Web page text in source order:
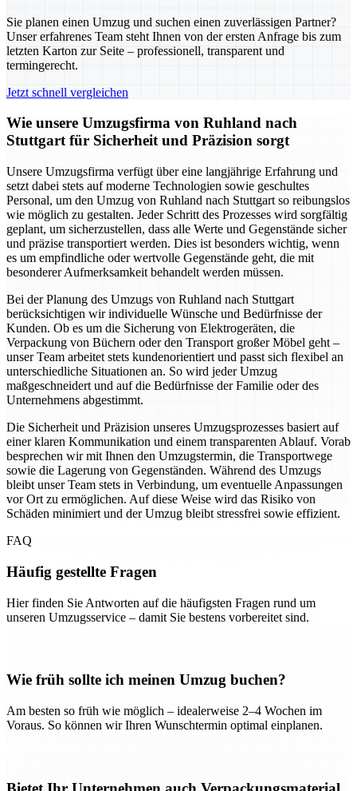
Sie planen einen Umzug und suchen einen zuverlässigen Partner?
Unser erfahrenes Team steht Ihnen von der ersten Anfrage bis zum
letzten Karton zur Seite – professionell, transparent und
termingerecht.
Jetzt schnell vergleichen
Wie unsere Umzugsfirma von Ruhland nach
Stuttgart für Sicherheit und Präzision sorgt
Unsere Umzugsfirma verfügt über eine langjährige Erfahrung und
setzt dabei stets auf moderne Technologien sowie geschultes
Personal, um den Umzug von Ruhland nach Stuttgart so reibungslos
wie möglich zu gestalten. Jeder Schritt des Prozesses wird sorgfältig
geplant, um sicherzustellen, dass alle Werte und Gegenstände sicher
und präzise transportiert werden. Dies ist besonders wichtig, wenn
es um empfindliche oder wertvolle Gegenstände geht, die mit
besonderer Aufmerksamkeit behandelt werden müssen.
Bei der Planung des Umzugs von Ruhland nach Stuttgart
berücksichtigen wir individuelle Wünsche und Bedürfnisse der
Kunden. Ob es um die Sicherung von Elektrogeräten, die
Verpackung von Büchern oder den Transport großer Möbel geht –
unser Team arbeitet stets kundenorientiert und passt sich flexibel an
unterschiedliche Situationen an. So wird jeder Umzug
maßgeschneidert und auf die Bedürfnisse der Familie oder des
Unternehmens abgestimmt.
Die Sicherheit und Präzision unseres Umzugsprozesses basiert auf
einer klaren Kommunikation und einem transparenten Ablauf. Vorab
besprechen wir mit Ihnen den Umzugstermin, die Transportwege
sowie die Lagerung von Gegenständen. Während des Umzugs
bleibt unser Team stets in Verbindung, um eventuelle Anpassungen
vor Ort zu ermöglichen. Auf diese Weise wird das Risiko von
Schäden minimiert und der Umzug bleibt stressfrei sowie effizient.
FAQ
Häufig gestellte Fragen
Hier finden Sie Antworten auf die häufigsten Fragen rund um
unseren Umzugsservice – damit Sie bestens vorbereitet sind.
Wie früh sollte ich meinen Umzug buchen?
Am besten so früh wie möglich – idealerweise 2–4 Wochen im
Voraus. So können wir Ihren Wunschtermin optimal einplanen.